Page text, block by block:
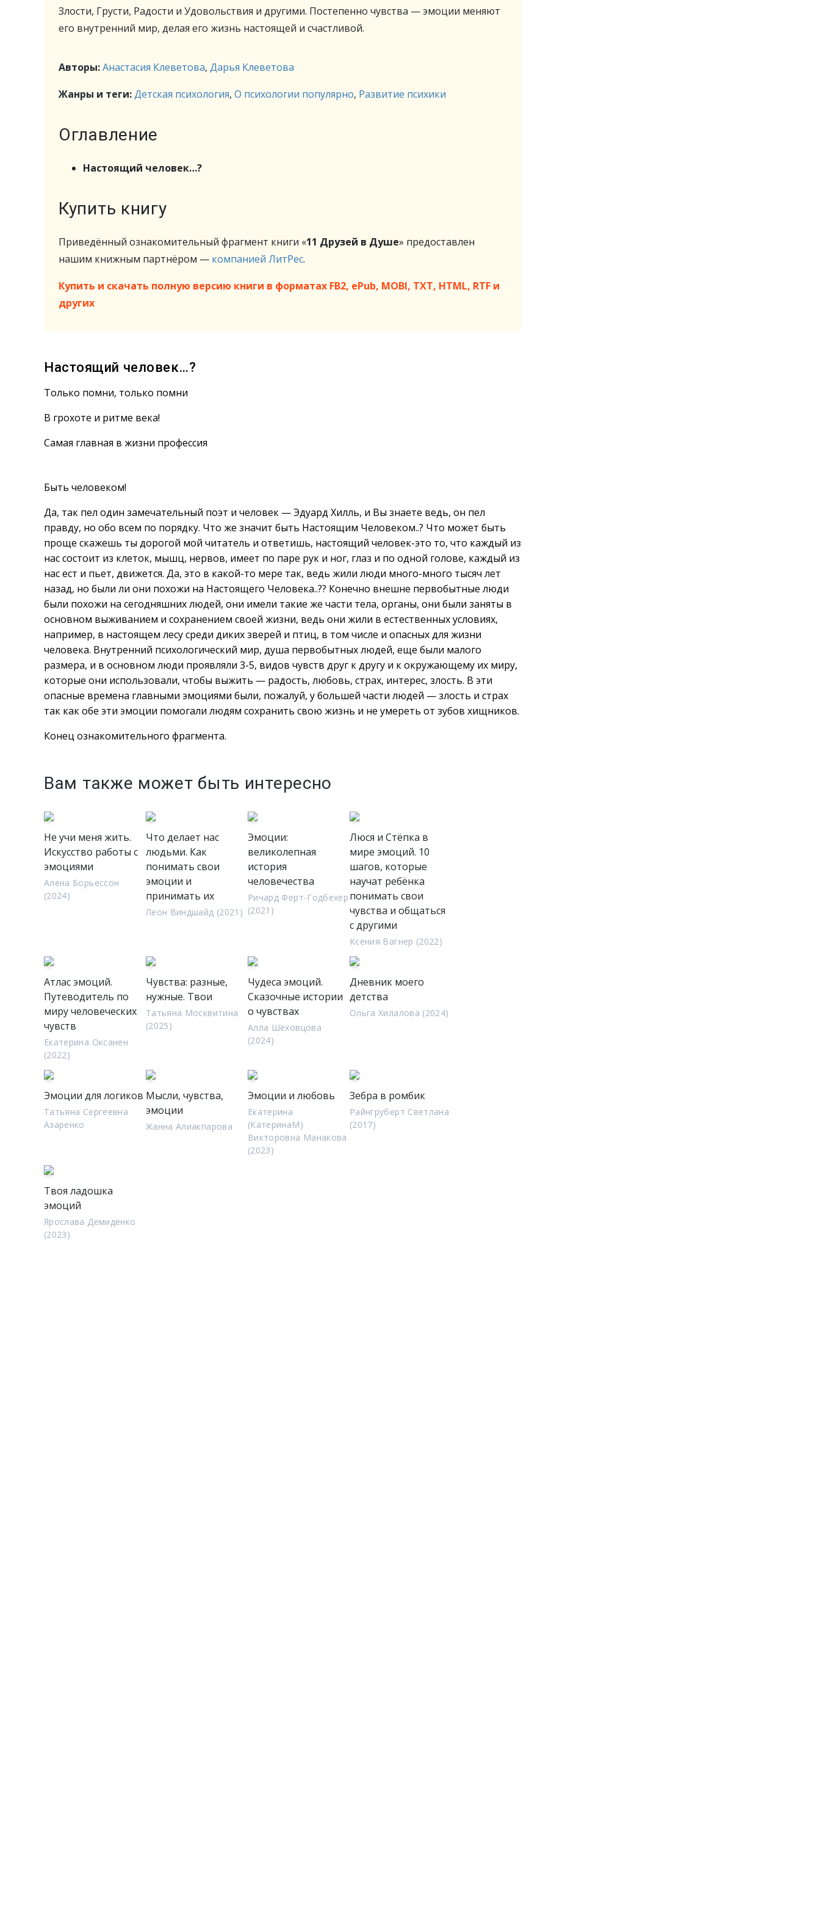
Злости, Грусти, Радости и Удовольствия и другими. Постепенно чувства — эмоции меняют
его внутренний мир, делая его жизнь настоящей и счастливой.
Авторы:Анастасия Клеветова, Дарья Клеветова
Жанры и теги:Детская психология, О психологии популярно, Развитие психики
Оглавление
Настоящий человек…?
Купить книгу
Приведённый ознакомительный фрагмент книги «11 Друзей в Душе» предоставлен
нашим книжным партнёром — компанией ЛитРес.
Купить и скачать полную версию книги в форматах FB2, ePub, MOBI, TXT, HTML, RTF и
других
Настоящий человек…?
Только помни, только помни
В грохоте и ритме века!
Самая главная в жизни профессия
Быть человеком!
Да, так пел один замечательный поэт и человек — Эдуард Хилль, и Вы знаете ведь, он пел
правду, но обо всем по порядку. Что же значит быть Настоящим Человеком..? Что может быть
проще скажешь ты дорогой мой читатель и ответишь, настоящий человек-это то, что каждый из
нас состоит из клеток, мышц, нервов, имеет по паре рук и ног, глаз и по одной голове, каждый из
нас ест и пьет, движется. Да, это в какой-то мере так, ведь жили люди много-много тысяч лет
назад, но были ли они похожи на Настоящего Человека..?? Конечно внешне первобытные люди
были похожи на сегодняшних людей, они имели такие же части тела, органы, они были заняты в
основном выживанием и сохранением своей жизни, ведь они жили в естественных условиях,
например, в настоящем лесу среди диких зверей и птиц, в том числе и опасных для жизни
человека. Внутренний психологический мир, душа первобытных людей, еще были малого
размера, и в основном люди проявляли 3-5, видов чувств друг к другу и к окружающему их миру,
которые они использовали, чтобы выжить — радость, любовь, страх, интерес, злость. В эти
опасные времена главными эмоциями были, пожалуй, у большей части людей — злость и страх
так как обе эти эмоции помогали людям сохранить свою жизнь и не умереть от зубов хищников.
Конец ознакомительного фрагмента.
Вам также может быть интересно
Не учи меня жить.
Искусство работы с
эмоциями
Алена Борьессон
(2024)
Что делает нас
людьми. Как
понимать свои
эмоции и
принимать их
Леон Виндшайд (2021)
Эмоции:
великолепная
история
человечества
Ричард Ферт-Годбехер
(2021)
Люся и Стёпка в
мире эмоций. 10
шагов, которые
научат ребёнка
понимать свои
чувства и общаться
с другими
Ксения Вагнер (2022)
Атлас эмоций.
Путеводитель по
миру человеческих
чувств
Екатерина Оксанен
(2022)
Чувства: разные,
нужные. Твои
Татьяна Москвитина
(2025)
Чудеса эмоций.
Сказочные истории
о чувствах
Алла Шеховцова
(2024)
Дневник моего
детства
Ольга Хилалова (2024)
Эмоции для логиков
Татьяна Сергеевна
Азаренко
Мысли, чувства,
эмоции
Жанна Алиакпарова
Эмоции и любовь
Екатерина
(КатеринаМ)
Викторовна Манакова
(2023)
Зебра в ромбик
Райнгруберт Светлана
(2017)
Твоя ладошка
эмоций
Ярослава Демиденко
(2023)